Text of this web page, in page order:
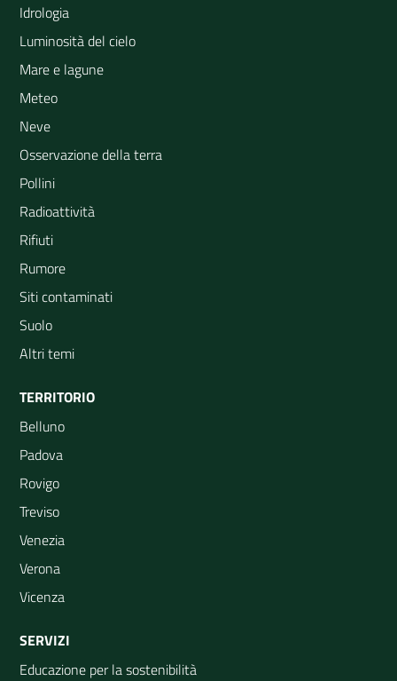
Idrologia
Luminosità del cielo
Mare e lagune
Meteo
Neve
Osservazione della terra
Pollini
Radioattività
Rifiuti
Rumore
Siti contaminati
Suolo
Altri temi
TERRITORIO
Belluno
Padova
Rovigo
Treviso
Venezia
Verona
Vicenza
SERVIZI
Educazione per la sostenibilità